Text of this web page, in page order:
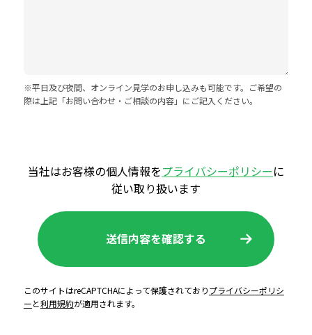
※平日及び夜間、オンライン見学のお申し込みも可能です。ご希望の
際は上記「お問い合わせ・ご相談の内容」にご記入ください。
当社はお客様の個人情報をプライバシーポリシーに
従い取り扱います
このサイトはreCAPTCHAによって保護されておりプライバシーポリシ
ーと利用規約が適用されます。